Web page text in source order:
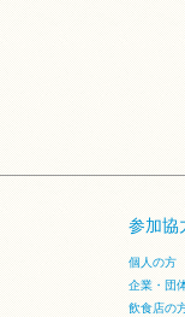
参加協
個人の方
企業・団
飲食店の